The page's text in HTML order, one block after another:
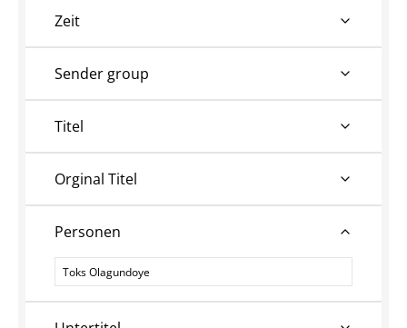
Zeit
Sender group
Titel
Orginal Titel
Personen
Personen